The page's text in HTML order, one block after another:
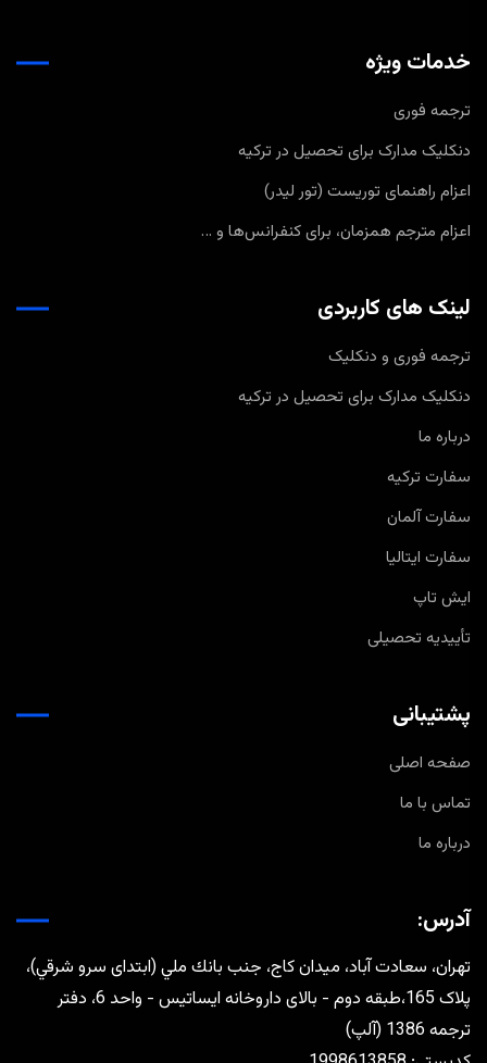
خدمات ویژه
ترجمه فوری
دنکلیک مدارک برای تحصیل در ترکیه
اعزام راهنمای توریست (تور لیدر)
اعزام مترجم همزمان، برای کنفرانس‌ها و …
لینک های کاربردی
ترجمه فوری و دنکلیک
دنکلیک مدارک برای تحصیل در ترکیه
درباره ما
سفارت ترکیه
سفارت آلمان
سفارت ایتالیا
ایش تاپ
تأییدیه تحصیلی
پشتیبانی
صفحه اصلی
تماس با ما
درباره ما
آدرس:
تهران، سعادت آباد، ميدان كاج، جنب بانك ملي (ابتدای سرو شرقي)،
پلاک 165،طبقه دوم - بالای داروخانه ایساتیس - واحد 6، دفتر
ترجمه 1386 (آلپ)